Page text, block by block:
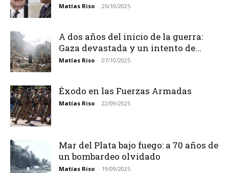
Matías Riso - 26/10/2025
A dos años del inicio de la guerra:
Gaza devastada y un intento de...
Matías Riso - 07/10/2025
Éxodo en las Fuerzas Armadas
Matías Riso - 22/09/2025
Mar del Plata bajo fuego: a 70 años de
un bombardeo olvidado
Matías Riso - 19/09/2025